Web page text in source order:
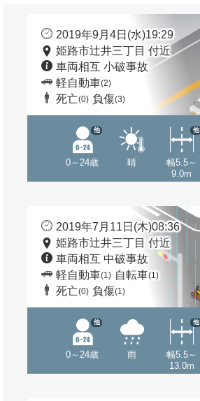
2019年9月4日(水)19:29
姫路市辻井三丁目 付近
車両相互 小破事故
軽自動車(2)
死亡(0) 負傷(3)
0～24歳
他
晴
幅5.5～
9.0m
他
2019年7月11日(木)08:36
姫路市辻井三丁目 付近
車両相互 中破事故
軽自動車(1) 自転車(1)
死亡(0) 負傷(1)
0～24歳
他
雨
幅5.5～
13.0m
他